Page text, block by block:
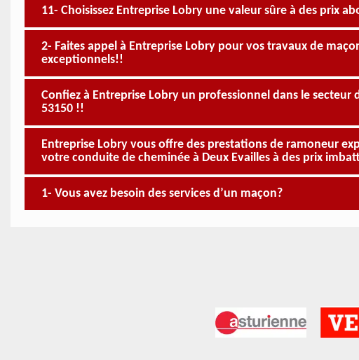
11- Choisissez Entreprise Lobry une valeur sûre à des prix
2- Faites appel à Entreprise Lobry pour vos travaux de
exceptionnels!!
Confiez à Entreprise Lobry un professionnel dans le secteur
53150 !!
Entreprise Lobry vous offre des prestations de ramoneur
votre conduite de cheminée à Deux Evailles à des prix
1- Vous avez besoin des services d’un maçon?